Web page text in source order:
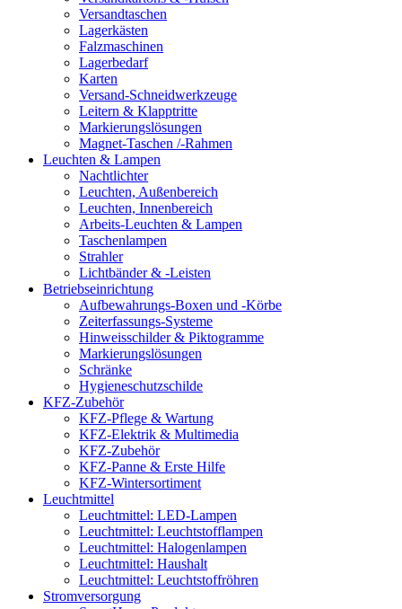
Versandtaschen
Lagerkästen
Falzmaschinen
Lagerbedarf
Karten
Versand-Schneidwerkzeuge
Leitern & Klapptritte
Markierungslösungen
Magnet-Taschen /-Rahmen
Leuchten & Lampen
Nachtlichter
Leuchten, Außenbereich
Leuchten, Innenbereich
Arbeits-Leuchten & Lampen
Taschenlampen
Strahler
Lichtbänder & -Leisten
Betriebseinrichtung
Aufbewahrungs-Boxen und -Körbe
Zeiterfassungs-Systeme
Hinweisschilder & Piktogramme
Markierungslösungen
Schränke
Hygieneschutzschilde
KFZ-Zubehör
KFZ-Pflege & Wartung
KFZ-Elektrik & Multimedia
KFZ-Zubehör
KFZ-Panne & Erste Hilfe
KFZ-Wintersortiment
Leuchtmittel
Leuchtmittel: LED-Lampen
Leuchtmittel: Leuchtstofflampen
Leuchtmittel: Halogenlampen
Leuchtmittel: Haushalt
Leuchtmittel: Leuchtstoffröhren
Stromversorgung